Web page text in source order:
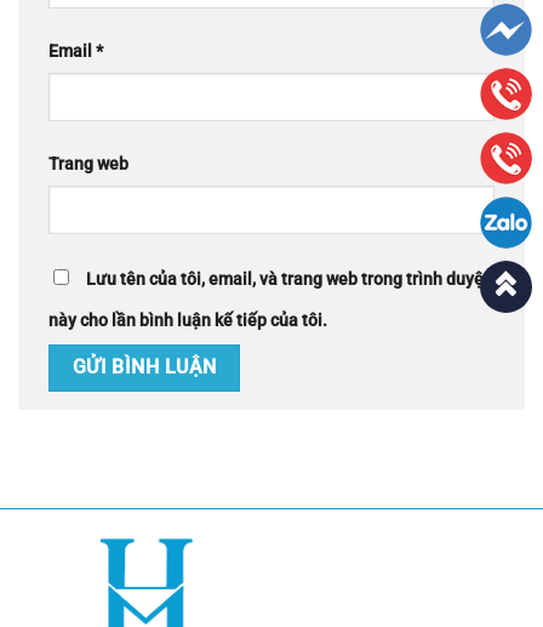
Email *
Trang web
Lưu tên của tôi, email, và trang web trong trình duyệt
này cho lần bình luận kế tiếp của tôi.